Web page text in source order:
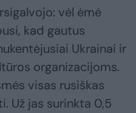
vėl ėmė
kad gautus
Ukrainai ir
organizacijoms.
visas rusiškas
Už jas surinkta 0,5